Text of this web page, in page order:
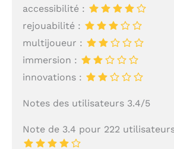
accessibilité :
rejouabilité :
multijoueur :
immersion :
innovations :
Notes des utilisateurs 3.4/5
Note de 3.4 pour 222